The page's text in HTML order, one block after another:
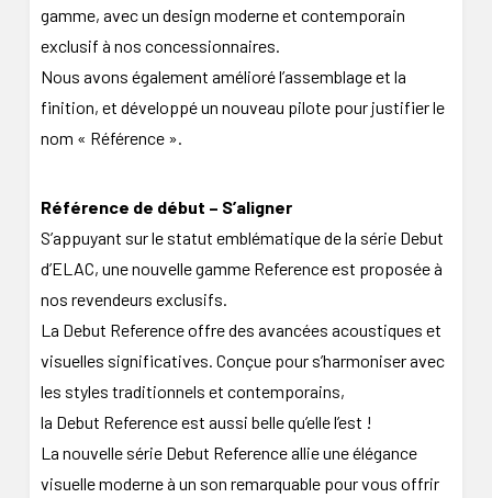
gamme, avec un design moderne et contemporain
exclusif à nos concessionnaires.
Nous avons également amélioré l’assemblage et la
finition, et développé un nouveau pilote pour justifier le
nom « Référence ».
Référence de début – S’aligner
S’appuyant sur le statut emblématique de la série Debut
d’ELAC, une nouvelle gamme Reference est proposée à
nos revendeurs exclusifs.
La Debut Reference offre des avancées acoustiques et
visuelles significatives. Conçue pour s’harmoniser avec
les styles traditionnels et contemporains,
la Debut Reference est aussi belle qu’elle l’est !
La nouvelle série Debut Reference allie une élégance
visuelle moderne à un son remarquable pour vous offrir